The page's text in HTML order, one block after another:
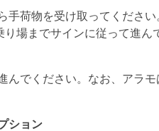
荷物を受け取ってくださ
場までサインに従って進
んでください。なお、アラモ
ション